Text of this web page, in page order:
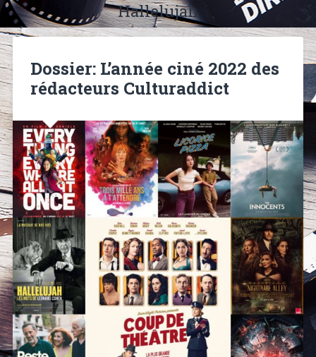
Hallelujah
Dossier: L’année ciné 2022 des
rédacteurs Culturaddict